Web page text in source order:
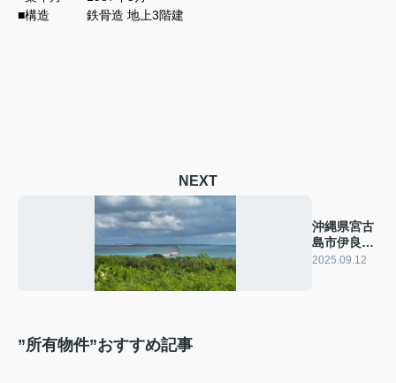
■構造 鉄骨造 地上3階建
NEXT
沖縄県宮古
島市伊良部
土地
2025.09.12
”所有物件”おすすめ記事